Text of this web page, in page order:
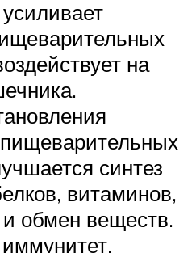
на
синтез
витаминов,
обмен веществ.